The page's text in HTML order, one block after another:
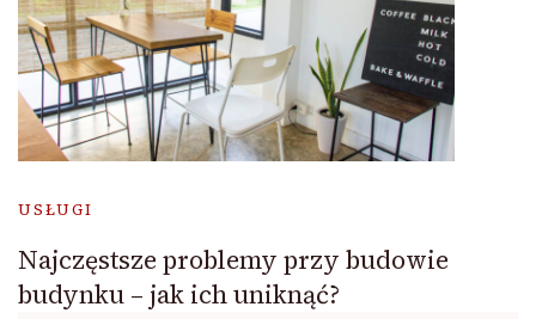
USŁUGI
Najczęstsze problemy przy budowie
budynku – jak ich uniknąć?